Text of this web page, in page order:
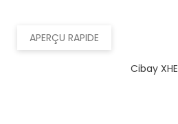
APERÇU RAPIDE
Cibay XHE